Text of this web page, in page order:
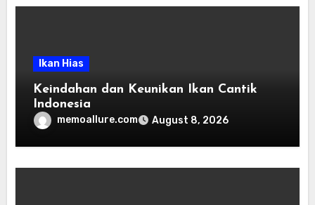
Ikan Hias
Keindahan dan Keunikan Ikan Cantik
Indonesia
memoallure.com August 8, 2026